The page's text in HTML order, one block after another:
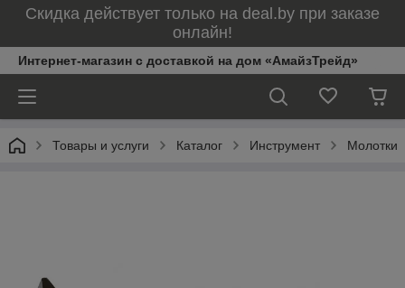
Скидка действует только на deal.by при заказе
онлайн!
Интернет-магазин с доставкой на дом «АмайзТрейд»
Товары и услуги Каталог Инструмент Молотки